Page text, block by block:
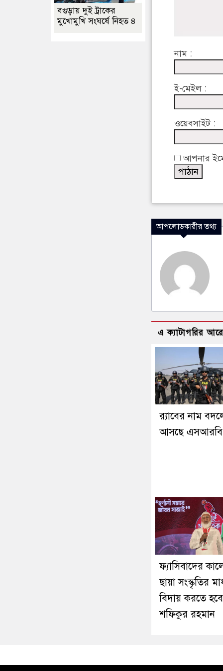
নাম :
ই-মেইল :
ওয়েবসাইট :
আপনার
আপলোডকারীর তথ্য
এ ক্যাটাগরির
র‍্যাবের নাম
আসছে এসআরবি
ফ্যাসিবাদের
ছায়া সংস্কৃতির
বিদায় করতে
শফিকুর রহমান
বগুড়ায় দুই ট্রাকের
মুখোমুখি সংঘর্ষে নিহত ৪